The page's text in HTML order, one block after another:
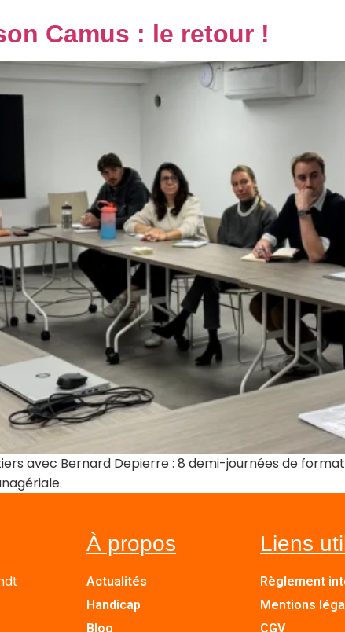
Camus : le retour !
avec Bernard Depierre : 8 demi-journées de
À propos
Actualités
Handicap
Blog
Liens
Règlement
Mentions
CGV